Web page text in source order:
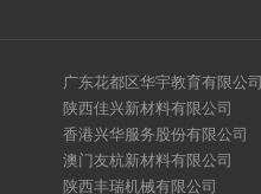
广东花都区华宇教育有限公司
陕西佳兴新材料有限公司
香港兴华服务股份有限公司
澳门友杭新材料有限公司
陕西丰瑞机械有限公司